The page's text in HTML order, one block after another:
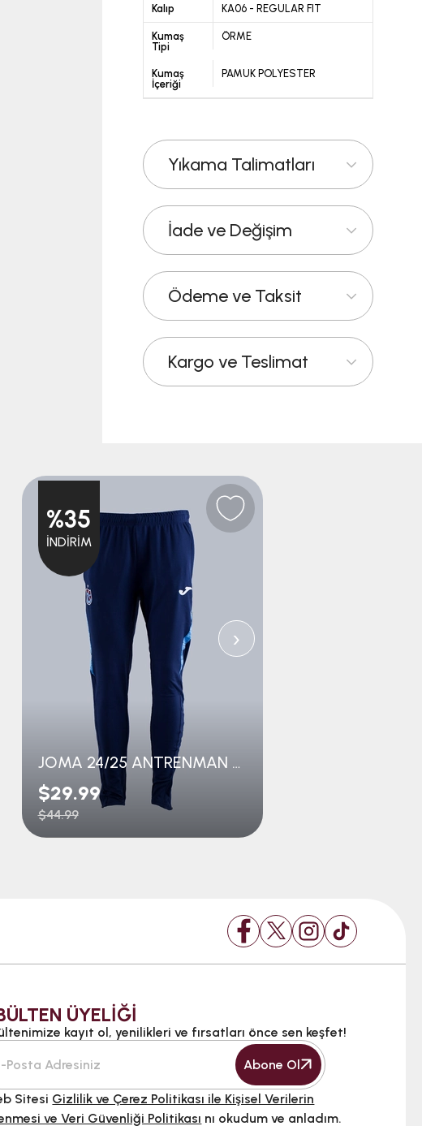
Kalıp KA06 - REGULAR FIT
Kumaş
Tipi
ÖRME
Kumaş
İçeriği
PAMUK POLYESTER
Yıkama Talimatları
İade ve Değişim
Ödeme ve Taksit
Kargo ve Teslimat
JOMA 24/25 ANTRENMAN PANTOLON GENÇ
$29.99
$44.99
%35
İNDIRIM
›
ÜYELİĞİ
kayıt ol, yenilikleri ve fırsatları önce sen keşfet!
Abone Ol
Sitesi Gizlilik ve Çerez Politikası ile Kişisel Verilerin
ve Veri Güvenliği Politikası nı okudum ve anladım.